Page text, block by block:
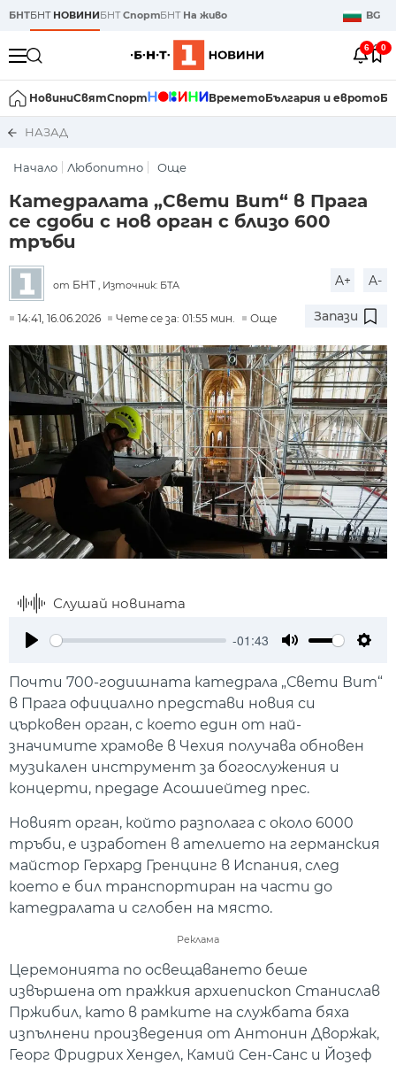
БНТБНТ НОВИНИБНТСпортБНТ На живо BG
6 0
НовиниСвятСпорт ВреметоБългария и еврото
НАЗАД
Начало Любопитно Още
Катедралата „Свети Вит“ в Прага
се сдоби с нов орган с близо 600
тръби
от БНТ , Източник: БТА A+ A-
14:41, 16.06.2026 Чете се за: 01:55 мин. Още Запази
Слушай новината
-01:43
Почти 700-годишната катедрала „Свети Вит“
в Прага официално представи новия си
църковен орган, с което един от най-
значимите храмове в Чехия получава обновен
музикален инструмент за богослужения и
концерти, предаде Асошиейтед прес.
Новият орган, който разполага с около 6000
тръби, е изработен в ателието на германския
майстор Герхард Гренцинг в Испания, след
което е бил транспортиран на части до
катедралата и сглобен на място.
Реклама
Церемонията по освещаването беше
извършена от пражкия архиепископ Станислав
Пржибил, като в рамките на службата бяха
изпълнени произведения от Антонин Дворжак,
Георг Фридрих Хендел, Камий Сен-Санс и Йозеф